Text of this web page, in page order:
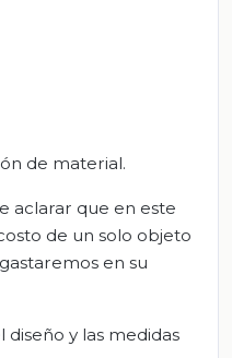
de material.
aclarar que en este
de un solo objeto
en su
diseño y las medidas